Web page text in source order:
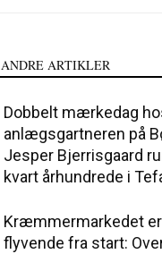
ANDRE ARTIKLER
Dobbelt mærkedag
anlægsgartneren på
Jesper Bjerrisgaard
kvart århundrede i
Kræmmermarkedet
flyvende fra start: